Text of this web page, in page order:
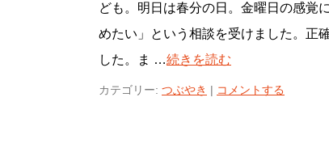
ども。明日は春分の日。金曜日の感覚
めたい」という相談を受けました。正
した。ま …続きを読む
カテゴリー: つぶやき | コメントする